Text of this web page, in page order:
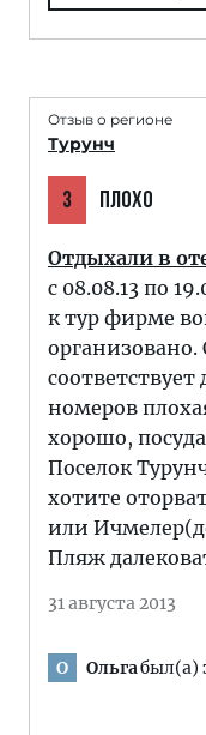
Отзыв о регионе
Турунч
3 ПЛОХО
Отдыхали в
с 08.08.13 по
к тур фирме
организовано.
номеров
хорошо,
Поселок
хотите
или
Пляж
31 августа 2013
О Ольгабыл(а)